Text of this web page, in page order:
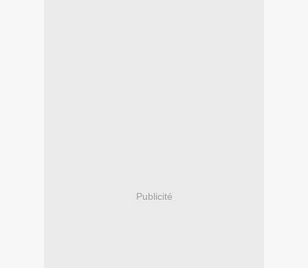
Publicité